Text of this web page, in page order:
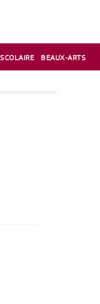
SCOLAIRE BEAUX-ARTS